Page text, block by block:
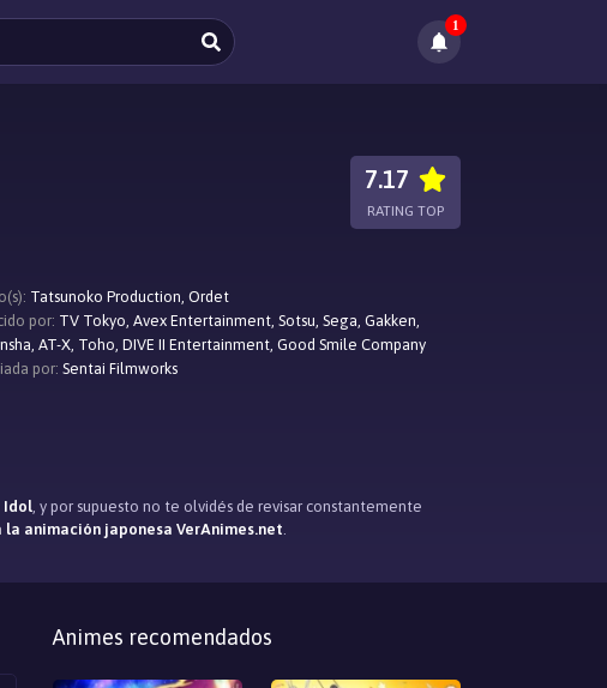
1
7.17
RATING TOP
Tatsunoko Production, Ordet
por: TV Tokyo, Avex Entertainment, Sotsu, Sega, Gakken,
AT-X, Toho, DIVE II Entertainment, Good Smile Company
por: Sentai Filmworks
Idol, y por supuesto no te olvidés de revisar constantemente
animación japonesa VerAnimes.net.
Animes recomendados